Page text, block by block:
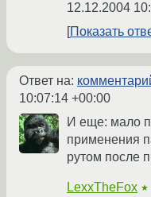
12.12.2004
Показать
Ответ на:
10:07:14 +00:00
И еще: мало
применения
рутом после
LexxTheFox